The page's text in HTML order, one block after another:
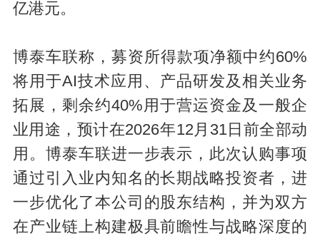
亿港元。
博泰车联称，募资所得款项净额中约60%
将用于AI技术应用、产品研发及相关业务
拓展，剩余约40%用于营运资金及一般企
业用途，预计在2026年12月31日前全部动
用。博泰车联进一步表示，此次认购事项
通过引入业内知名的长期战略投资者，进
一步优化了本公司的股东结构，并为双方
在产业链上构建极具前瞻性与战略深度的